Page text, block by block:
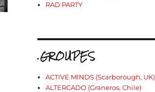
RAD PARTY
.GROUPES
ACTIVE MINDS (Scarborough, UK)
ALTERCADO (Graneros, Chile)